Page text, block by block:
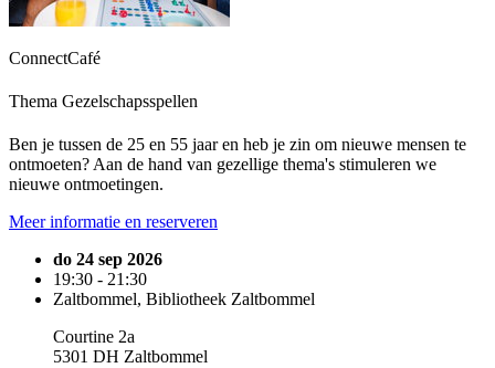
ConnectCafé
Thema Gezelschapsspellen
Ben je tussen de 25 en 55 jaar en heb je zin om nieuwe mensen te
ontmoeten? Aan de hand van gezellige thema's stimuleren we
nieuwe ontmoetingen.
Meer informatie en reserveren
do 24 sep 2026
19:30 - 21:30
Zaltbommel, Bibliotheek Zaltbommel
Courtine 2a
5301 DH Zaltbommel